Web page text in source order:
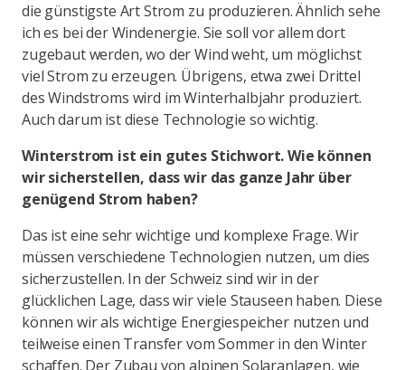
die günstigste Art Strom zu produzieren. Ähnlich sehe
ich es bei der Windenergie. Sie soll vor allem dort
zugebaut werden, wo der Wind weht, um möglichst
viel Strom zu erzeugen. Übrigens, etwa zwei Drittel
des Windstroms wird im Winterhalbjahr produziert.
Auch darum ist diese Technologie so wichtig.
Winterstrom ist ein gutes Stichwort. Wie können
wir sicherstellen, dass wir das ganze Jahr über
genügend Strom haben?
Das ist eine sehr wichtige und komplexe Frage. Wir
müssen verschiedene Technologien nutzen, um dies
sicherzustellen. In der Schweiz sind wir in der
glücklichen Lage, dass wir viele Stauseen haben. Diese
können wir als wichtige Energiespeicher nutzen und
teilweise einen Transfer vom Sommer in den Winter
schaffen. Der Zubau von alpinen Solaranlagen, wie